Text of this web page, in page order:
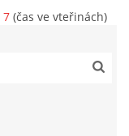
7 (čas ve vteřinách)